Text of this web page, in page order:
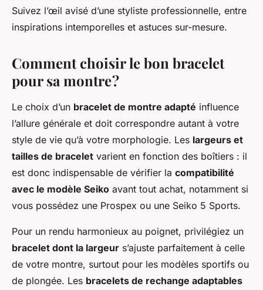
Suivez l’œil avisé d’une styliste professionnelle, entre
inspirations intemporelles et astuces sur-mesure.
Comment choisir le bon bracelet
pour sa montre ?
Le choix d’un bracelet de montre adapté influence
l’allure générale et doit correspondre autant à votre
style de vie qu’à votre morphologie. Les largeurs et
tailles de bracelet varient en fonction des boîtiers : il
est donc indispensable de vérifier la compatibilité
avec le modèle Seiko avant tout achat, notamment si
vous possédez une Prospex ou une Seiko 5 Sports.
Pour un rendu harmonieux au poignet, privilégiez un
bracelet dont la largeur s’ajuste parfaitement à celle
de votre montre, surtout pour les modèles sportifs ou
de plongée. Les bracelets de rechange adaptables